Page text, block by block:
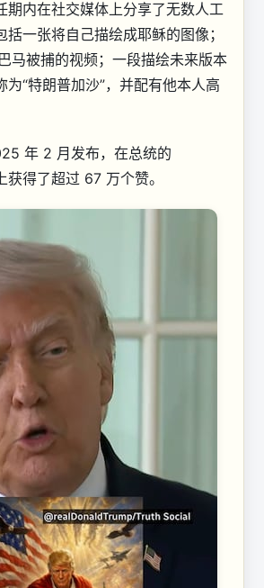
期内在社交媒体上分享了无数人工
一张将自己描绘成耶稣的图像；
马被捕的视频；一段描绘未来版本
为“特朗普加沙”，并配有他本人高
年 2 月发布，在总统的
得了超过 67 万个赞。